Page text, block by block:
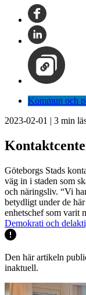
Kommun och
2023-02-01 | 3 min
Göteborgs Stads
väg in i staden som
och näringsliv. “Vi
betydligt under de
enhetschef som varit
Demokrati och
Den här artikeln
inaktuell.